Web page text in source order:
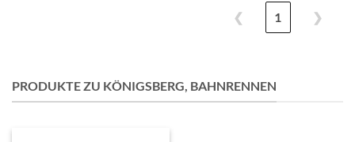
❮ 1 ❯
PRODUKTE ZU KÖNIGSBERG, BAHNRENNEN